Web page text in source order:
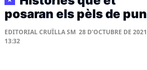
posaran els pèls de
EDITORIAL CRUÏLLA SM 28 D'OCTUBRE DE 2021
13:32